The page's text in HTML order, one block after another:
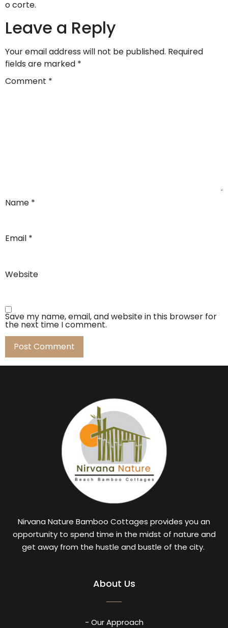
o corte.
Leave a Reply
Your email address will not be published. Required
fields are marked *
Comment *
Name *
Email *
Website
Save my name, email, and website in this browser for
the next time I comment.
Nirvana Nature Bamboo Cottages provides you an
opportunity to spend time in the midst of nature and
get away from the hustle and bustle of the city.
About Us
- Our Approach